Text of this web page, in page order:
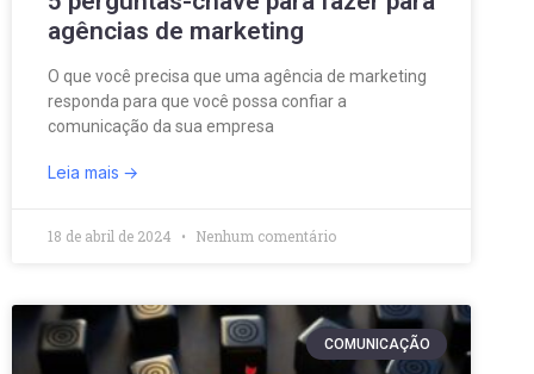
agências de marketing
O que você precisa que uma agência de marketing
responda para que você possa confiar a
comunicação da sua empresa
Leia mais
18 de abril de 2024 Nenhum comentário
COMUNICAÇÃO